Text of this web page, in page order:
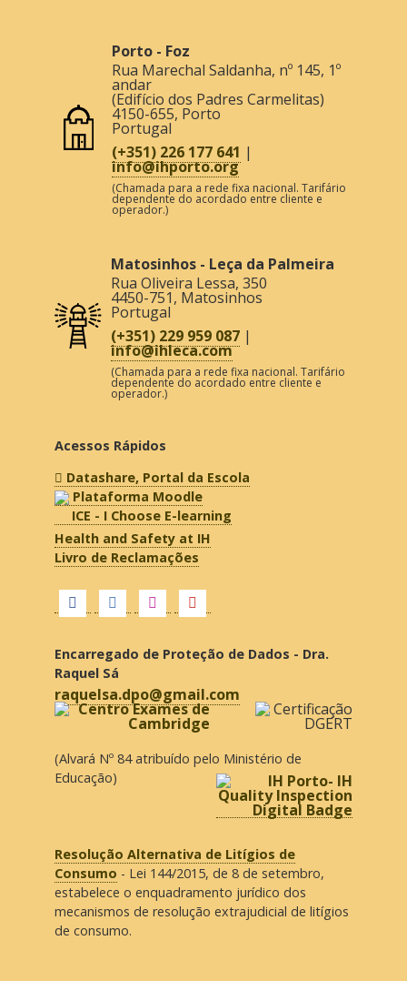
Porto - Foz
Rua Marechal Saldanha, nº 145, 1º
andar
(Edifício dos Padres Carmelitas)
4150-655, Porto
Portugal
(+351) 226 177 641 |
info@ihporto.org
(Chamada para a rede fixa nacional. Tarifário
dependente do acordado entre cliente e
operador.)
Matosinhos - Leça da Palmeira
Rua Oliveira Lessa, 350
4450-751, Matosinhos
Portugal
(+351) 229 959 087 |
info@ihleca.com
(Chamada para a rede fixa nacional. Tarifário
dependente do acordado entre cliente e
operador.)
Acessos Rápidos
Datashare, Portal da Escola
Plataforma Moodle
ICE - I Choose E-learning
Health and Safety at IH
Livro de Reclamações
Encarregado de Proteção de Dados - Dra.
Raquel Sá
raquelsa.dpo@gmail.com
(Alvará Nº 84 atribuído pelo Ministério de
Educação)
Resolução Alternativa de Litígios de
Consumo - Lei 144/2015, de 8 de setembro,
estabelece o enquadramento jurídico dos
mecanismos de resolução extrajudicial de litígios
de consumo.